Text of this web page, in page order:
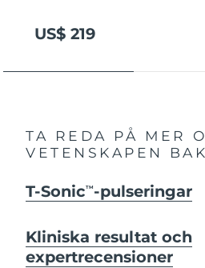
US$ 219
TA REDA PÅ MER
VETENSKAPEN
T-SonicTM -pulseringar
Kliniska resultat och
expertrecensioner